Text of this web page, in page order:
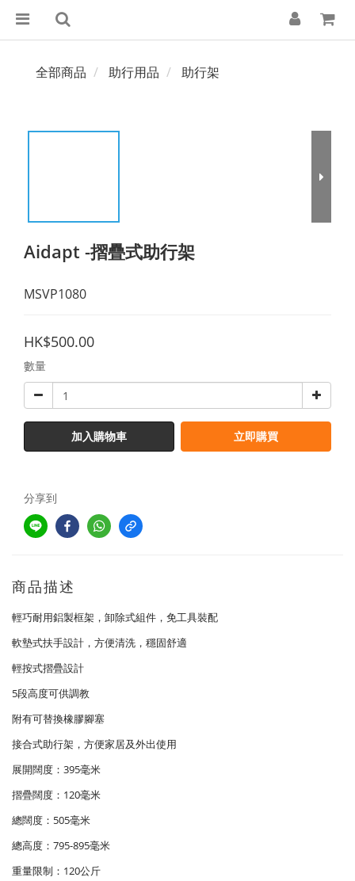
全部商品 助行用品 助行架
Aidapt -摺疊式助行架
MSVP1080
HK$500.00
數量
加入購物車 立即購買
分享到
商品描述
輕巧耐用鋁製框架，卸除式組件，免工具裝配
軟墊式扶手設計，方便清洗，穩固舒適
輕按式摺疊設計
5段高度可供調教
附有可替換橡膠腳塞
接合式助行架，方便家居及外出使用
展開闊度：395毫米
摺疊闊度：120毫米
總闊度：505毫米
總高度：795-895毫米
重量限制：120公斤